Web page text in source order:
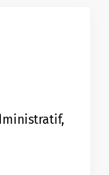
contributors